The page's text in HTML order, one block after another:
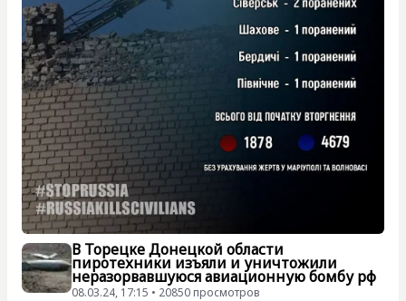
В Торецке Донецкой области
пиротехники изъяли и уничтожили
неразорвавшуюся авиационную бомбу рф
08.03.24, 17:15 • 20850 просмотров